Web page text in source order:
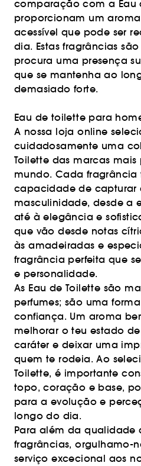
comparação com a Eau
proporcionam um
acessível que pode ser
dia. Estas fragrâncias
procura uma presença
que se mantenha ao
demasiado forte.
Eau de toilette para
A nossa loja online
cuidadosamente uma
Toilette das marcas
mundo. Cada
capacidade de capturar
masculinidade, desde a
até à elegância e
que vão desde notas
às amadeiradas e
fragrância perfeita que
e personalidade.
As Eau de Toilette são
perfumes; são uma
confiança. Um aroma
melhorar o teu estado
caráter e deixar uma
quem te rodeia. Ao
Toilette, é importante
topo, coração e base,
para a evolução e
longo do dia.
Para além da qualidade
fragrâncias, orgulhamo-
serviço excecional aos